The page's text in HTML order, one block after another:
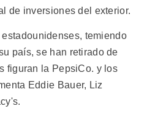
de inversiones del exterior.
temiendo
país, se han retirado de
figuran la PepsiCo. y los
Eddie Bauer, Liz